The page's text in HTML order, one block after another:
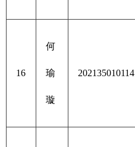
16
何
瑜
璇
202135010114